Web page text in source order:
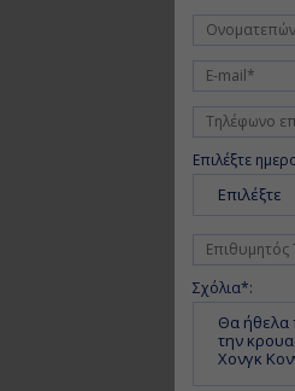
Επιλέξτε
Επιλέξτε
Σχόλια*: